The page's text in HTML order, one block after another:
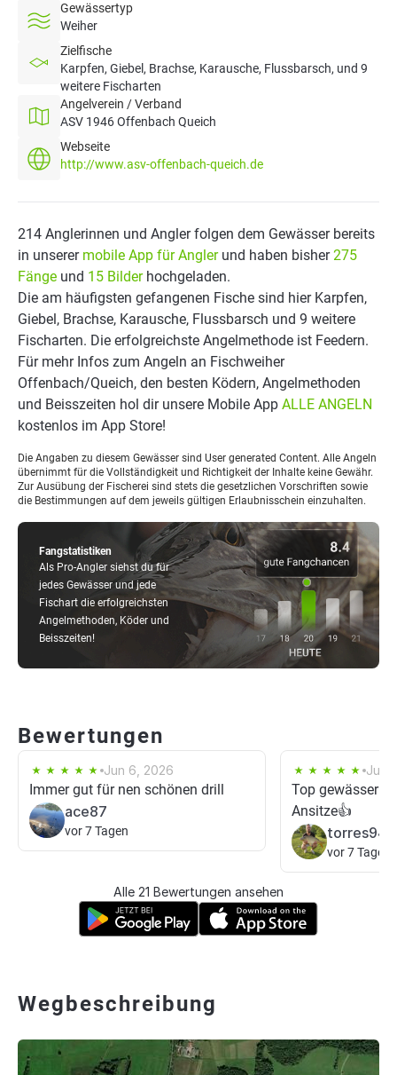
Gewässertyp
Weiher
Zielfische
Karpfen, Giebel, Brachse, Karausche, Flussbarsch, und 9
weitere Fischarten
Angelverein / Verband
ASV 1946 Offenbach Queich
Webseite
http://www.asv-offenbach-queich.de
Fangstatistiken
Als Pro-Angler siehst du für
jedes Gewässer und jede
Fischart die erfolgreichsten
Angelmethoden, Köder und
Beisszeiten!
214 Anglerinnen und Angler folgen dem Gewässer bereits
in unserer mobile App für Anglerund haben bisher275
Fänge und 15 Bilderhochgeladen.
Die am häufigsten gefangenen Fische sind hier Karpfen,
Giebel, Brachse, Karausche, Flussbarsch und 9 weitere
Fischarten. Die erfolgreichste Angelmethode ist Feedern.
Für mehr Infos zum Angeln an Fischweiher
Offenbach/Queich, den besten Ködern, Angelmethoden
und Beisszeiten hol dir unsere Mobile App ALLE ANGELN
kostenlos im App Store!
Die Angaben zu diesem Gewässer sind User generated Content. Alle Angeln
übernimmt für die Vollständigkeit und Richtigkeit der Inhalte keine Gewähr.
Zur Ausübung der Fischerei sind stets die gesetzlichen Vorschriften sowie
die Bestimmungen auf dem jeweils gültigen Erlaubnisschein einzuhalten.
Bewertungen
Jun 6, 2026
Immer gut für nen schönen drill
ace87
vor 7 Tagen
Jul
Top gewässer
Ansitze👍
torres94
vor 7 Tagen
Alle 21 Bewertungen ansehen
Wegbeschreibung